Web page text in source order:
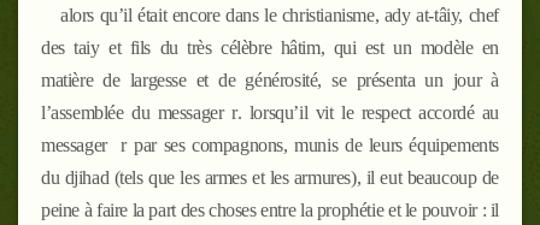
alors qu’il était encore dans le christianisme, ady at-tâiy, chef
des taiy et fils du très célèbre hâtim, qui est un modèle en
matière de largesse et de générosité, se présenta un jour à
l’assemblée du messager r. lorsqu’il vit le respect accordé au
messager rpar ses compagnons, munis de leurs équipements
du djihad (tels que les armes et les armures), il eut beaucoup de
peine à faire la part des choses entre la prophétie et le pouvoir : il